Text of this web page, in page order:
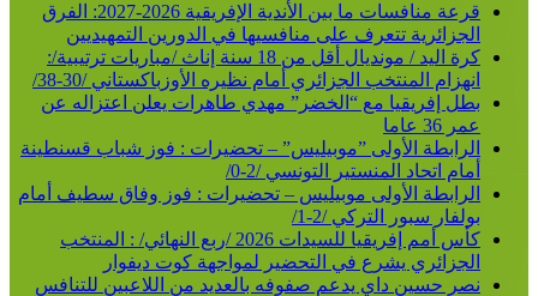
قرعة منافسات ما بين الأندية الإفريقية 2026-2027: الفرق
الجزائرية تتعرف على منافسيها في الدورين التمهيديين
كرة اليد / مونديال أقل من 18 سنة إناث /مباريات ترتيبية/:
انهزام المنتخب الجزائري أمام نظيره الأوزباكستاني /30-38/
بطل إفريقيا مع “الخضر” مهدي طاهرات يعلن اعتزاله عن
عمر 36 عاما
الرابطة الأولى ”موبيليس” – تحضيرات : فوز شباب قسنطينة
أمام اتحاد المنستير التونسي /2-0/
الرابطة الأولى موبيليس – تحضيرات : فوز وفاق سطيف أمام
بولفار سبور التركي /2-1/
كأس أمم إفريقيا للسيدات 2026 /ربع النهائي/ : المنتخب
الجزائري يشرع في التحضير لمواجهة كوت ديفوار
نصر حسين داي يدعم صفوفه بالعديد من اللاعبين للتنافس